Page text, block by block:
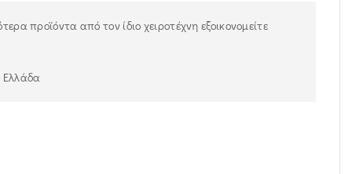
προϊόντα από τον ίδιο χειροτέχνη εξοικονομείτε
Ελλάδα